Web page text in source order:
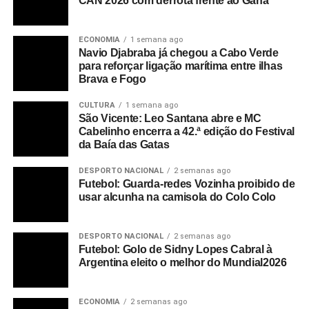
Geralmente, em todo dia 15 de maio, o Secretário-Geral
da ONU emite um comunicado ou faz um pronunciamento
a respeito desses problemas e das possíveis medidas
2012, por exemplo, o então Secretário-geral Ban Ki-Moon
fez observações a respeito da relação entre trabalho e
família, destacando temas como a mulher no mundo do
trabalho e outros mais. Veja um trecho de seu
pronunciamento:
ajudar os trabalhadores de todos os lugares a
sustentaram financeiramente e emocionalmente as suas
ECONOMIA 1 semana ago
Navio Djabraba já chegou a Cabo Verde
para reforçar ligação marítima entre ilhas
Brava e Fogo
CULTURA 1 semana ago
São Vicente: Leo Santana abre e MC
Cabelinho encerra a 42.ª edição do Festival
da Baía das Gatas
DESPORTO NACIONAL 2 semanas ago
Futebol: Guarda-redes Vozinha proibido de
usar alcunha na camisola do Colo Colo
DESPORTO NACIONAL 2 semanas ago
Futebol: Golo de Sidny Lopes Cabral à
Argentina eleito o melhor do Mundial2026
ECONOMIA 2 semanas ago